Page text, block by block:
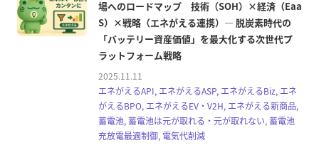
場へのロードマップ 技術（SOH）×経済（Eaa
S）×戦略（エネがえる連携）— 脱炭素時代の
「バッテリー資産価値」を最大化する次世代プ
ラットフォーム戦略
2025.11.11
エネがえるAPI, エネがえるASP, エネがえるBiz, エネ
がえるBPO, エネがえるEV・V2H, エネがえる新商品,
蓄電池, 蓄電池は元が取れる・元が取れない, 蓄電池
充放電最適制御, 電気代削減